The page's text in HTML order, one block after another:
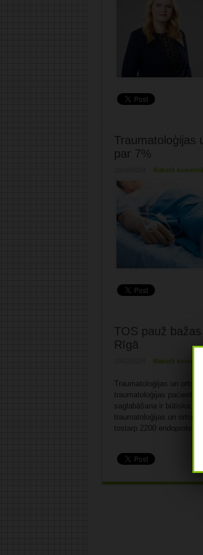
Traumatoloģijas
par 7%
Rakstīt
TOS pauž
Rīgā
Rakstīt
Traumatoloģijas un
traumatoloģijas pacientu
saglabāšana ir būtiska.
traumatoloģijas un
tostarp 2200